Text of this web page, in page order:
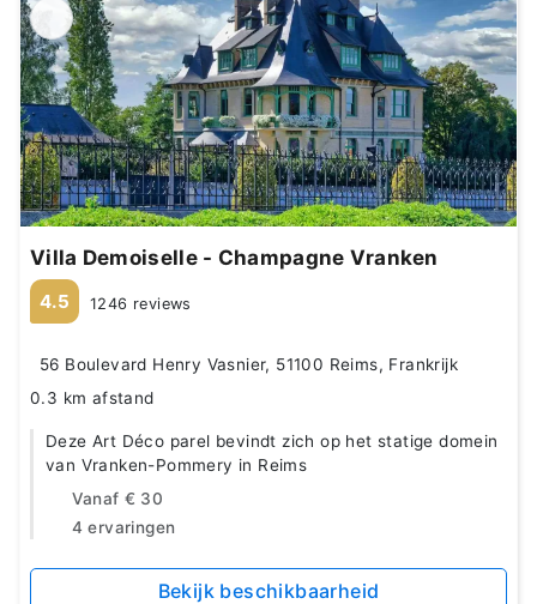
Villa Demoiselle - Champagne Vranken
4.5 1246 reviews
56 Boulevard Henry Vasnier, 51100 Reims, Frankrijk
0.3 km afstand
Deze Art Déco parel bevindt zich op het statige domein
van Vranken-Pommery in Reims
Vanaf € 30
4 ervaringen
Bekijk beschikbaarheid